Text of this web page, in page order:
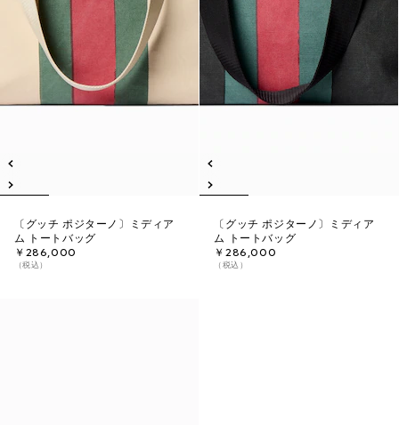
〔グッチ ポジターノ〕ミディア
ム トートバッグ
￥286,000
（税込）
〔グッチ ポジターノ〕ミディア
ム トートバッグ
￥286,000
（税込）